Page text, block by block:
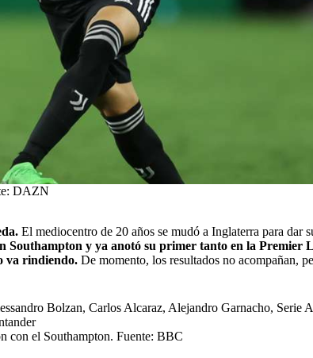
DAZN
El mediocentro de 20 años se mudó a Inglaterra para dar
Southampton y ya anotó su primer tanto en la Premier
va rindiendo. De momento, los resultados no acompañan,
con el Southampton. Fuente: BBC